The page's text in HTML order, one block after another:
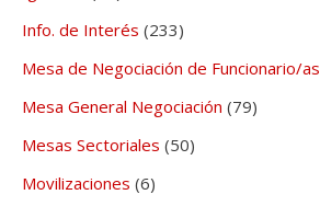
Info. de Interés (233)
Mesa de Negociación de Funcionario/as
Mesa General Negociación (79)
Mesas Sectoriales (50)
Movilizaciones (6)